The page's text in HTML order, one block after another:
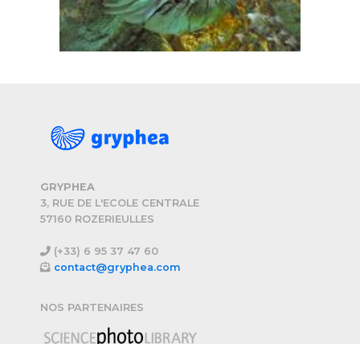
GRYPHEA
3, RUE DE L'ECOLE CENTRALE
57160 ROZERIEULLES
(+33) 6 95 37 47 60
contact@gryphea.com
NOS PARTENAIRES